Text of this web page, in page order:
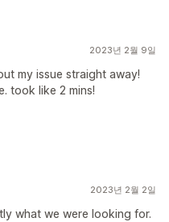
2023년 2월 9일
my issue straight away!
took like 2 mins!
2023년 2월 2일
what we were looking for.